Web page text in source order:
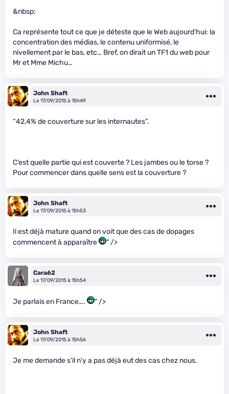
&nbsp;
Ca représente tout ce que je déteste que le Web aujourd’hui: la
concentration des médias, le contenu uniformisé, le
nivellement par le bas, etc… Bref, on dirait un TF1 du web pour
Mr et Mme Michu…
John Shaft
Le 17/09/2015 à 15h49
“42,4% de couverture sur les internautes”.
C’est quelle partie qui est couverte ? Les jambes ou le torse ?
Pour commencer dans quelle sens est la couverture ?
John Shaft
Le 17/09/2015 à 15h53
Il est déjà mature quand on voit que des cas de dopages
commencent à apparaître
" />
Cara62
Le 17/09/2015 à 15h54
Je parlais en France…. " />
John Shaft
Le 17/09/2015 à 15h56
Je me demande s’il n’y a pas déjà eut des cas chez nous.